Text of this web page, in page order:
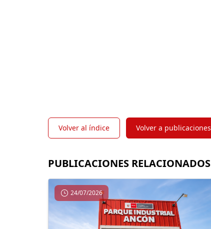
Volver al índice Volver a publicaciones
PUBLICACIONES RELACIONADOS
24/07/2026